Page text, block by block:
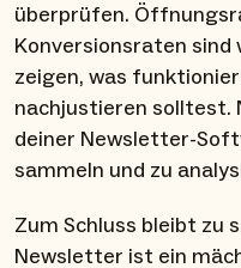
überprüfen.
Konversionsraten sind
zeigen, was
nachjustieren solltest.
deiner Newsletter-
sammeln und zu
Zum Schluss bleibt zu
Newsletter ist ein